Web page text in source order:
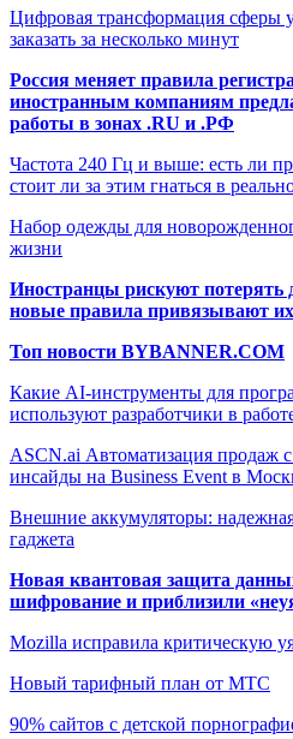
Цифровая трансформация сферы
заказать за несколько минут
Россия меняет правила
иностранным компаниям
работы в зонах .RU и .РФ
Частота 240 Гц и выше: есть ли
стоит ли за этим гнаться в
Набор одежды для
жизни
Иностранцы рискуют потерять
новые правила привязывают
Топ новости BYBANNER.COM
Какие AI-инструменты для
используют разработчики в
ASCN.ai Автоматизация продаж
инсайды на Business Event в
Внешние аккумуляторы:
гаджета
Новая квантовая защита
шифрование и приблизили
Mozilla исправила критическую
Новый тарифный план от МТС
90% сайтов с детской